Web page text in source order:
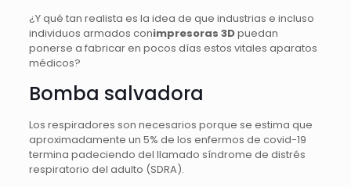
¿Y qué tan realista es la idea de que industrias e incluso
individuos armados conimpresoras 3Dpuedan
ponerse a fabricar en pocos días estos vitales aparatos
médicos?
Bomba salvadora
Los respiradores son necesarios porque se estima que
aproximadamente un 5% de los enfermos de covid-19
termina padeciendo del llamado síndrome de distrés
respiratorio del adulto (SDRA).